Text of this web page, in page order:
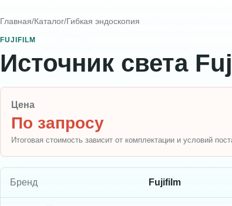
Главная/Каталог/Гибкая эндоскопия
FUJIFILM
Источник света
Цена
По запросу
Итоговая стоимость зависит от комплектации и условий
Бренд Fujifilm